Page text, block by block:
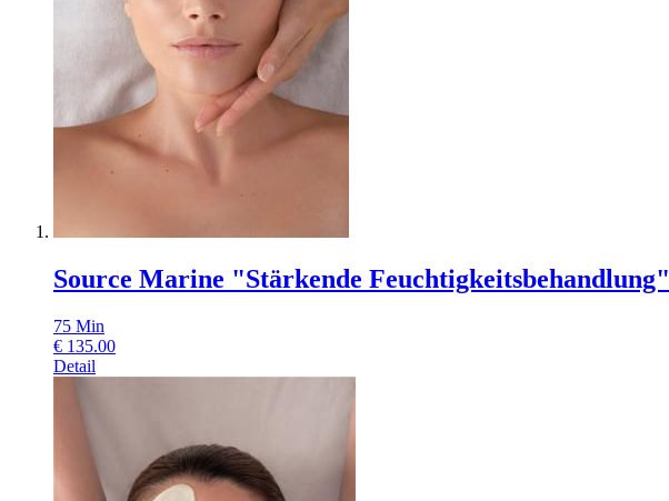
Source Marine "Stärkende Feuchtigkeitsbehandlung"
75 Min
€ 135.00
Detail